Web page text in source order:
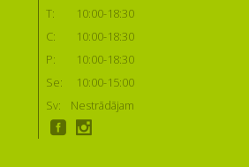
T:
10:00-18:30
C:
10:00-18:30
P:
10:00-18:30
Se:
10:00-15:00
Sv:
Nestrādājam